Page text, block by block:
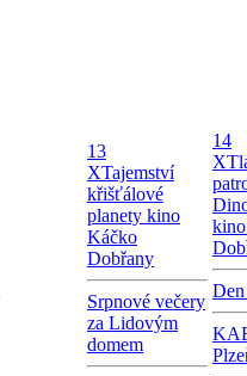
13
XTajemství
křišťálové
planety kino
Káčko
Dobřany
Srpnové večery
za Lidovým
domem
14
X